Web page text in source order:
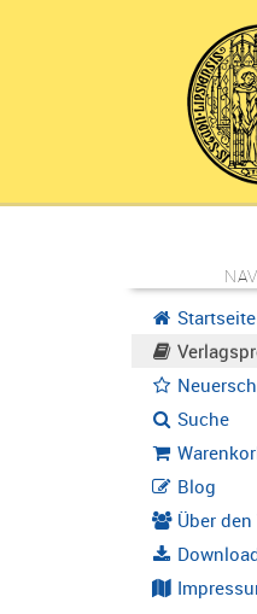
Startseite
Suche
Blog
Über den